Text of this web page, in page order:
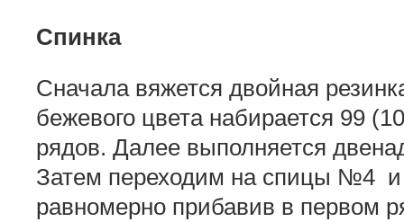
Спинка
Сначала вяжется двойная
бежевого цвета набирается 99
рядов. Далее выполняется
Затем переходим на спицы №4
равномерно прибавив в первом